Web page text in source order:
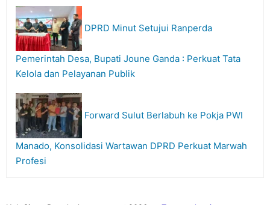
DPRD Minut Setujui Ranperda
Pemerintah Desa, Bupati Joune Ganda : Perkuat Tata
Kelola dan Pelayanan Publik
Forward Sulut Berlabuh ke Pokja PWI
Manado, Konsolidasi Wartawan DPRD Perkuat Marwah
Profesi